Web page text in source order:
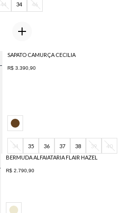
44 34 46
SAPATO CAMURÇA CECILIA
R$ 3.390,90
34 35 36 37 38 39
40
BERMUDA ALFAIATARIA FLAIR HAZEL
R$ 2.790,90